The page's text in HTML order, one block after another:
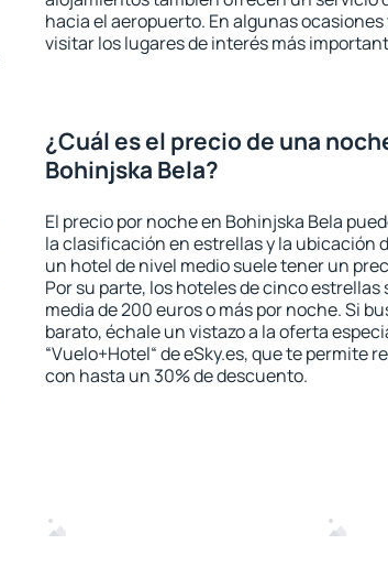
hacia el aeropuerto. En algunas
visitar los lugares de interés más
¿Cuál es el precio de una
Bohinjska Bela?
El precio por noche en Bohinjska Bela
la clasificación en estrellas y la ubicación
un hotel de nivel medio suele tener un
Por su parte, los hoteles de cinco
media de 200 euros o más por noche. Si
barato, échale un vistazo a la oferta
“Vuelo+Hotel“ de eSky.es, que te permite
con hasta un 30% de descuento.